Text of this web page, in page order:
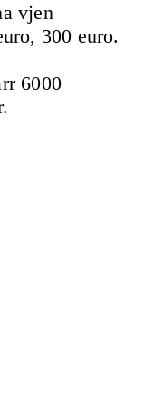
vjen
300 euro.
6000